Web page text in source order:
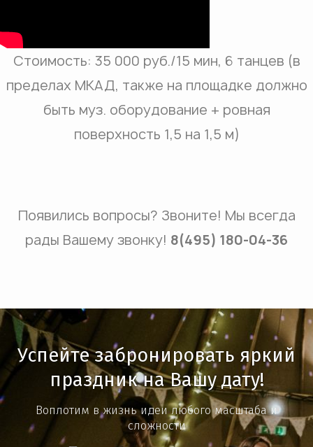
Стоимость: 35 000 руб./15 мин, 6 танцев (в
пределах МКАД, также на площадке должно
быть муз. оборудование + ровная
поверхность 1,5 на 1,5 м)
Появились вопросы? Звоните! Мы всегда
рады Вашему звонку! 8(495) 180-04-36
Успейте забронировать яркий
праздник на Вашу дату!
Воплотим в жизнь идеи любого масштаба и
сложности